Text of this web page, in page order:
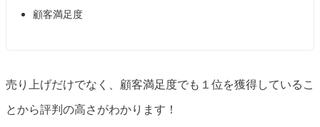
顧客満足度
売り上げだけでなく、顧客満足度でも１位を獲得しているこ
とから評判の高さがわかります！